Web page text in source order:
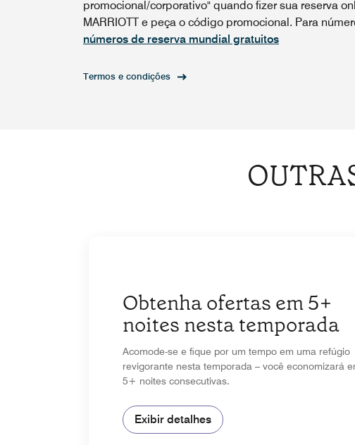
promocional/corporativo" quando fizer sua reserva
MARRIOTT e peça o código promocional. Para
números de reserva mundial gratuitos
Termos e condições
Obtenha ofertas em 5+
noites nesta temporada
Acomode-se e fique por um tempo em uma refúgio
revigorante nesta temporada – você economizará
5+ noites consecutivas.
Exibir detalhes